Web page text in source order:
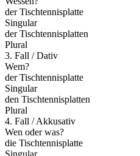
der Tischtennisplatte
Singular
der Tischtennisplatten
Plural
3. Fall / Dativ
Wem?
der Tischtennisplatte
Singular
den Tischtennisplatten
Plural
4. Fall / Akkusativ
Wen oder was?
die Tischtennisplatte
Singular